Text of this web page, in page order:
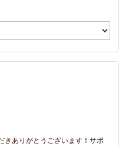
きありがとうございます！サポ